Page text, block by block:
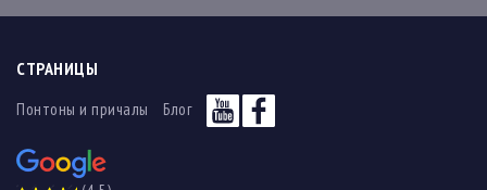
СТРАНИЦЫ
Понтоны и причалы Блог